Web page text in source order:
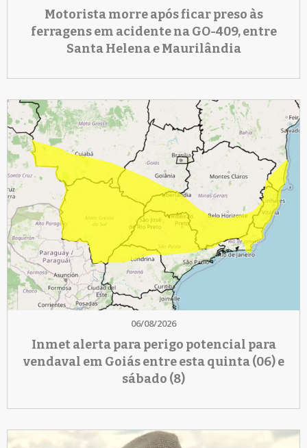
Motorista morre após ficar preso às
ferragens em acidente na GO-409, entre
Santa Helena e Maurilândia
06/08/2026
Inmet alerta para perigo potencial para
vendaval em Goiás entre esta quinta (06) e
sábado (8)